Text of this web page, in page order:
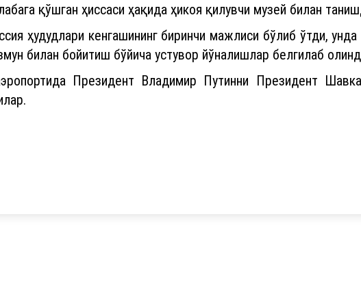
қўшган ҳиссаси ҳақида ҳикоя қилувчи музей билан
ҳудудлари кенгашининг биринчи мажлиси бўлиб ўтди, унда
билан бойитиш бўйича устувор йўналишлар белгилаб
Президент Владимир Путинни Президент